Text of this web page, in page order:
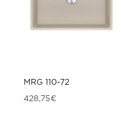
MRG 110-72
428,75€